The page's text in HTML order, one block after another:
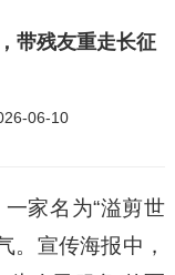
带残友重走长征
06-10
家名为“溢剪世
。宣传海报中，